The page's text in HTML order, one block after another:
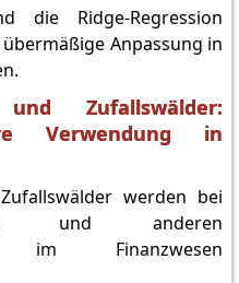
die Ridge-Regression
Anpassung in
und Zufallswälder:
Verwendung in
werden bei
und anderen
im Finanzwesen